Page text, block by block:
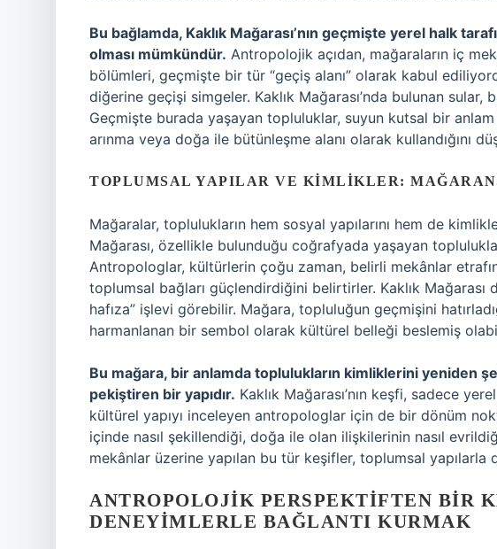
Bu bağlamda, Kaklık Mağarası’nın geçmişte yerel halk
olması mümkündür. Antropolojik açıdan, mağaraların iç
bölümleri, geçmişte bir tür “geçiş alanı” olarak kabul
diğerine geçişi simgeler. Kaklık Mağarası’nda bulunan
Geçmişte burada yaşayan topluluklar, suyun kutsal bir anlam
arınma veya doğa ile bütünleşme alanı olarak kullandığını
TOPLUMSAL YAPILAR VE KIMLIKLER:
Mağaralar, toplulukların hem sosyal yapılarını hem de
Mağarası, özellikle bulunduğu coğrafyada yaşayan
Antropologlar, kültürlerin çoğu zaman, belirli mekânlar
toplumsal bağları güçlendirdiğini belirtirler. Kaklık
hafıza” işlevi görebilir. Mağara, topluluğun geçmişini
harmanlanan bir sembol olarak kültürel belleği beslemiş
Bu mağara, bir anlamda toplulukların kimliklerini yeniden
pekiştiren bir yapıdır. Kaklık Mağarası’nın keşfi, sadece
kültürel yapıyı inceleyen antropologlar için de bir dönüm
içinde nasıl şekillendiği, doğa ile olan ilişkilerinin nasıl
mekânlar üzerine yapılan bu tür keşifler, toplumsal yapılarla
ANTROPOLOJIK PERSPEKTIFTEN BIR
DENEYIMLERLE BAĞLANTI KURMAK